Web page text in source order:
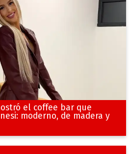
el coffee bar que
moderno, de madera y